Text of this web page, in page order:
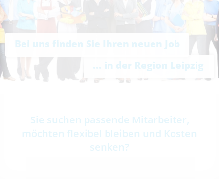
... in der Region Leipzig
Bei uns finden Sie Ihren neuen Job
Sie suchen passende Mitarbeiter,
möchten flexibel bleiben und Kosten
senken?